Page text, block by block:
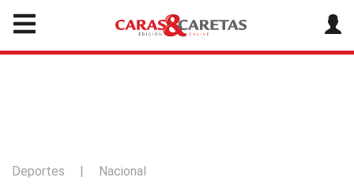
Deportes | Nacional